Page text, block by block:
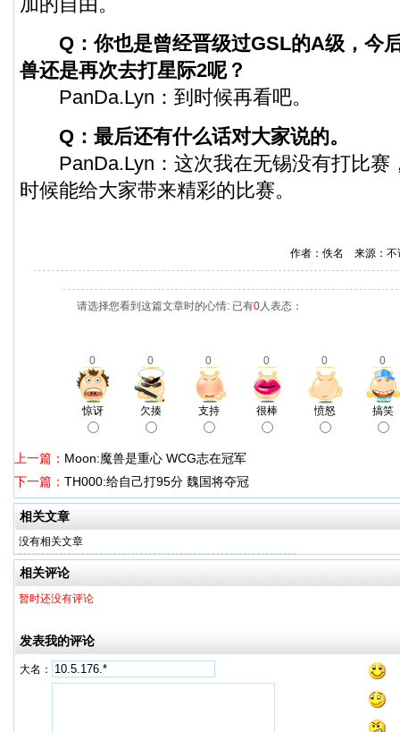
Q：你也是曾经晋级过GSL的A级，今
兽还是再次去打星际2呢？
PanDa.Lyn：到时候再看吧。
Q：最后还有什么话对大家说的。
PanDa.Lyn：这次我在无锡没有打比赛
时候能给大家带来精彩的比赛。
作者：佚名 来源：
请选择您看到这篇文章时的心情: 已有0人表态：
0 0 0 0 0 0
惊讶 欠揍 支持 很棒 愤怒 搞笑
上一篇： Moon:魔兽是重心 WCG志在冠军
下一篇： TH000:给自己打95分 魏国将夺冠
相关文章
没有相关文章
相关评论
暂时还没有评论
发表我的评论
大名：